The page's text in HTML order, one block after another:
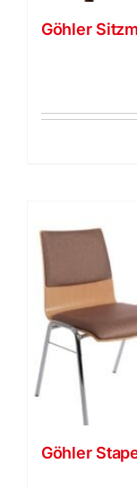
Göhler
Göhler